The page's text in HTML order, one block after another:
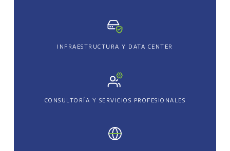
INFRAESTRUCTURA Y DATA CENTER
CONSULTORÍA Y SERVICIOS PROFESIONALES